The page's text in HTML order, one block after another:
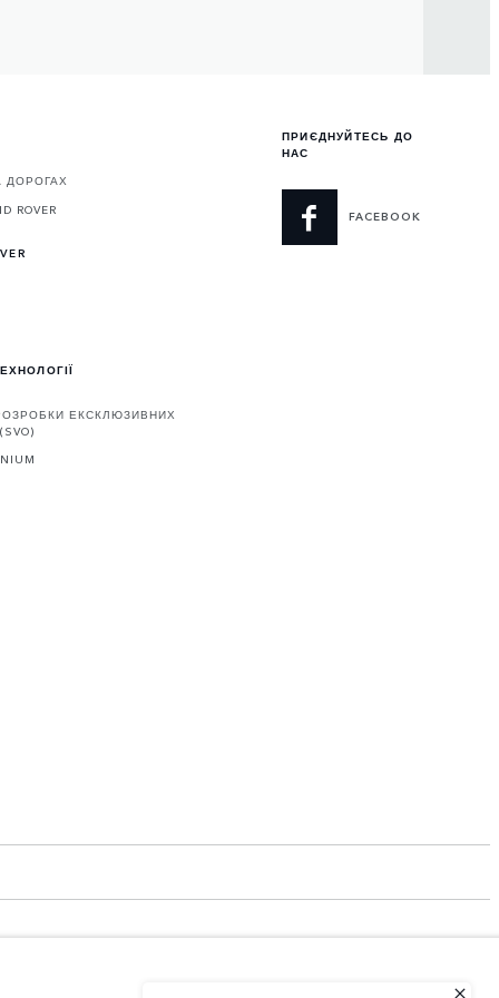
ДОРОГАХ
ROVER
ЕКСКЛЮЗИВНИХ
ПРИЄДНУЙТЕСЬ ДО
НАС
FACEBOOK